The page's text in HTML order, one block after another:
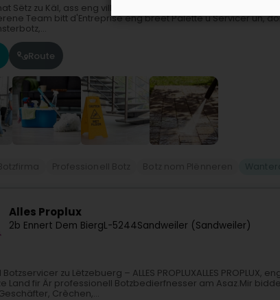
Sëtz zu Käl, ass eng villfälteg Botzfirma, déi souwuel fir
Team bitt d'Entreprise eng breet Palette u Servicer un,
Route
Alles Proplux
2b Ennert Dem BiergL-5244Sandweiler (Sandweiler)
zu Lëtzebuerg – ALLES PROPLUXALLES PROPLUX,
Land fir Är professionell Botzbedierfnesser am Asaz.Mir
Crèchen,...